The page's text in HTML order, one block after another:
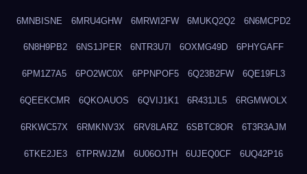
6MNBISNE 6MRU4GHW 6MRWI2FW 6MUKQ2Q2 6N6MCPD2
6N8H9PB2 6NS1JPER 6NTR3U7I 6OXMG49D 6PHYGAFF
6PM1Z7A5 6PO2WC0X 6PPNPOF5 6Q23B2FW 6QE19FL3
6QEEKCMR 6QKOAUOS 6QVIJ1K1 6R431JL5 6RGMWOLX
6RKWC57X 6RMKNV3X 6RV8LARZ 6SBTC8OR 6T3R3AJM
6TKE2JE3 6TPRWJZM 6U06OJTH 6UJEQ0CF 6UQ42P16